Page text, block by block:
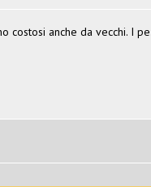
costosi anche da vecchi. I